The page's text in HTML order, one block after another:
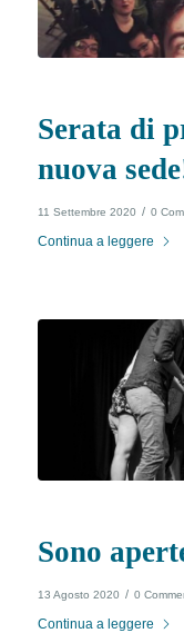
Serata di
nuova
11 Settembre 2020 / 0
Continua a leggere
Sono
13 Agosto 2020 / 0
Continua a leggere